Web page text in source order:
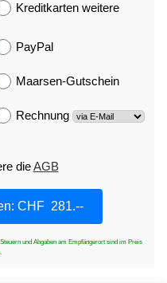
Kreditkarten weitere
PayPal
Maarsen-Gutschein
Rechnung
dieAGB
und Abgaben am Empfängerort sind im Preis